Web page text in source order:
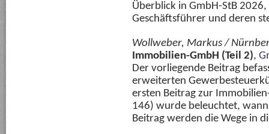
Überblick in GmbH-StB
Geschäftsführer und deren
Wollweber, Markus /
Immobilien-GmbH (Teil 2),
Der vorliegende Beitrag
erweiterten
ersten Beitrag zur
146) wurde beleuchtet,
Beitrag werden die Wege in